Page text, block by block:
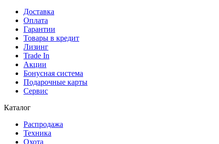
Доставка
Оплата
Гарантии
Товары в кредит
Лизинг
Trade In
Акции
Бонусная система
Подарочные карты
Сервис
Каталог
Распродажа
Техника
Охота